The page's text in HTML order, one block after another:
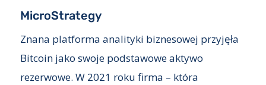
MicroStrategy
Znana platforma analityki biznesowej przyjęła
Bitcoin jako swoje podstawowe aktywo
rezerwowe. W 2021 roku firma – która